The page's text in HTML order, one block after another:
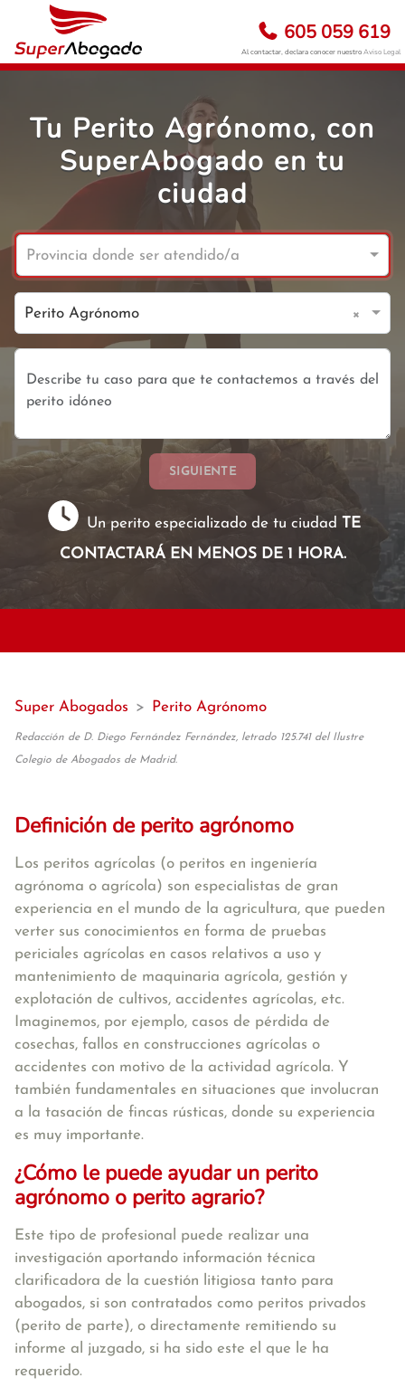
605 059 619
Al contactar, declara conocer nuestroAviso Legal
Tu Perito Agrónomo, con
SuperAbogado en tu
ciudad
Provincia donde ser atendido/a
Perito Agrónomo ×
SIGUIENTE
Un perito especializado de tu ciudad TE
CONTACTARÁ EN MENOS DE 1 HORA.
Super Abogados > Perito Agrónomo
Redacción de D. Diego Fernández Fernández, letrado 125.741 del Ilustre
Colegio de Abogados de Madrid.
Definición de perito agrónomo
Los peritos agrícolas (o peritos en ingeniería
agrónoma o agrícola) son especialistas de gran
experiencia en el mundo de la agricultura, que pueden
verter sus conocimientos en forma de pruebas
periciales agrícolas en casos relativos a uso y
mantenimiento de maquinaria agrícola, gestión y
explotación de cultivos, accidentes agrícolas, etc.
Imaginemos, por ejemplo, casos de pérdida de
cosechas, fallos en construcciones agrícolas o
accidentes con motivo de la actividad agrícola. Y
también fundamentales en situaciones que involucran
a la tasación de fincas rústicas, donde su experiencia
es muy importante.
¿Cómo le puede ayudar un perito
agrónomo o perito agrario?
Este tipo de profesional puede realizar una
investigación aportando información técnica
clarificadora de la cuestión litigiosa tanto para
abogados, si son contratados como peritos privados
(perito de parte), o directamente remitiendo su
informe al juzgado, si ha sido este el que le ha
requerido.